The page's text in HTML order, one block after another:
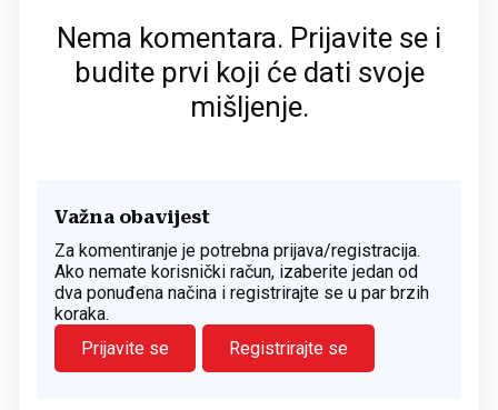
Nema komentara. Prijavite se i
budite prvi koji će dati svoje
mišljenje.
Važna obavijest
Za komentiranje je potrebna prijava/registracija.
Ako nemate korisnički račun, izaberite jedan od
dva ponuđena načina i registrirajte se u par brzih
koraka.
Prijavite se
Registrirajte se